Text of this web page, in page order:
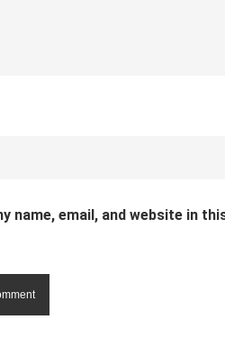
name, email, and website in